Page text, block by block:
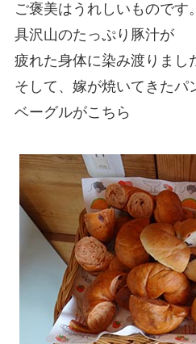
ご褒美はうれしいものです。
具沢山のたっぷり豚汁が
疲れた身体に染み渡りまし
そして、嫁が焼いてきたパ
ベーグルがこちら